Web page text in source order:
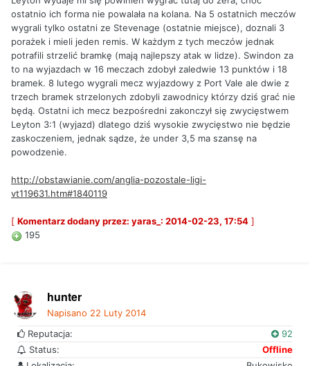
ostatnio ich forma nie powalała na kolana. Na 5 ostatnich meczów
wygrali tylko ostatni ze Stevenage (ostatnie miejsce), doznali 3
porażek i mieli jeden remis. W każdym z tych meczów jednak
potrafili strzelić bramkę (mają najlepszy atak w lidze). Swindon za
to na wyjazdach w 16 meczach zdobył zaledwie 13 punktów i 18
bramek. 8 lutego wygrali mecz wyjazdowy z Port Vale ale dwie z
trzech bramek strzelonych zdobyli zawodnicy którzy dziś grać nie
będą. Ostatni ich mecz bezpośredni zakonczył się zwycięstwem
Leyton 3:1 (wyjazd) dlatego dziś wysokie zwycięstwo nie będzie
zaskoczeniem, jednak sądze, że under 3,5 ma szansę na
powodzenie.
http://obstawianie.com/anglia-pozostale-ligi-
vt119631.htm#1840119
[ Komentarz dodany przez: yaras_: 2014-02-23, 17:54 ]
195
hunter
Napisano 22 Luty 2014
Reputacja:
92
Status:
Offline